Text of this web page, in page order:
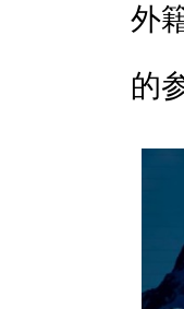
外
的